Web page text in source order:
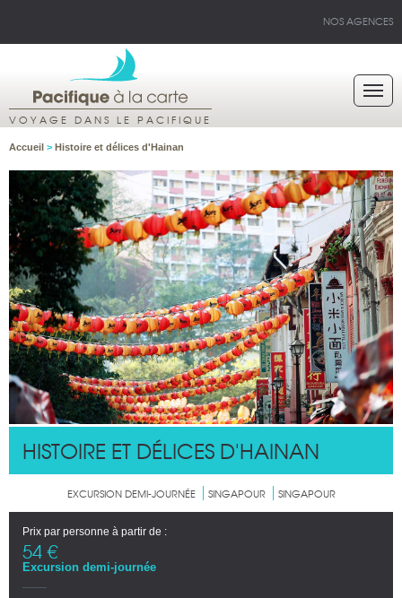
NOS AGENCES
VOYAGE DANS LE PACIFIQUE
Accueil > Histoire et délices d'Hainan
HISTOIRE ET DÉLICES D'HAINAN
EXCURSION DEMI-JOURNÉE SINGAPOUR SINGAPOUR
Prix par personne à partir de :
54 €
Excursion demi-journée